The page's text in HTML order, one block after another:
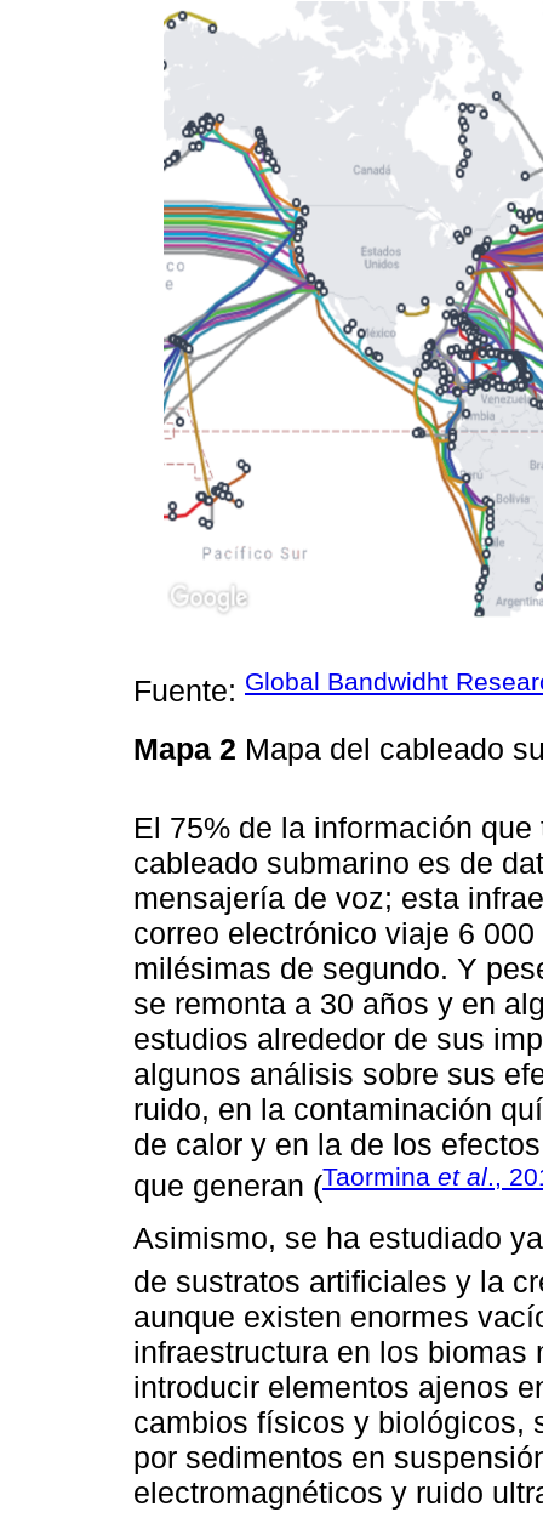
Fuente: Global Bandwidht
Mapa 2 Mapa del cableado
El 75% de la información
cableado submarino es de
mensajería de voz; esta
correo electrónico viaje 6
milésimas de segundo. Y
se remonta a 30 años y en
estudios alrededor de sus
algunos análisis sobre sus
ruido, en la contaminación
de calor y en la de los
que generan (Taormina et al.,
Asimismo, se ha estudiado
de sustratos artificiales y la
aunque existen enormes
infraestructura en los
introducir elementos ajenos
cambios físicos y biológicos,
por sedimentos en
electromagnéticos y ruido